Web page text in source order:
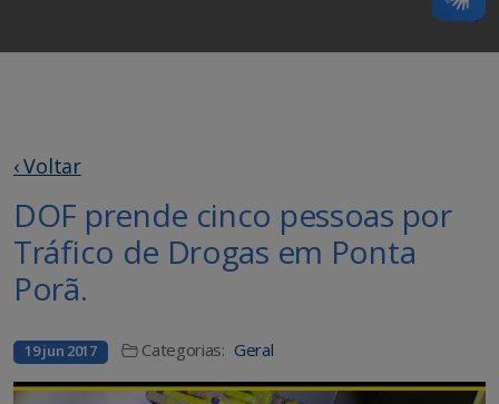
‹ Voltar
DOF prende cinco pessoas por
Tráfico de Drogas em Ponta
Porã.
19 jun 2017 Categorias: Geral